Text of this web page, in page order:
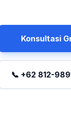
Konsultasi
📞 +62 812-